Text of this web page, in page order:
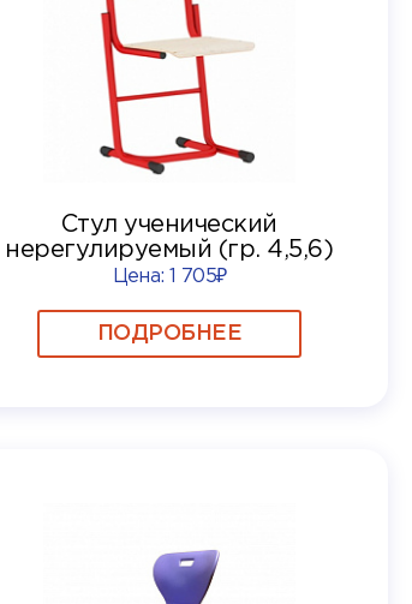
Стул ученический
нерегулируемый (гр. 4,5,6)
Цена: 1 705₽
ПОДРОБНЕЕ